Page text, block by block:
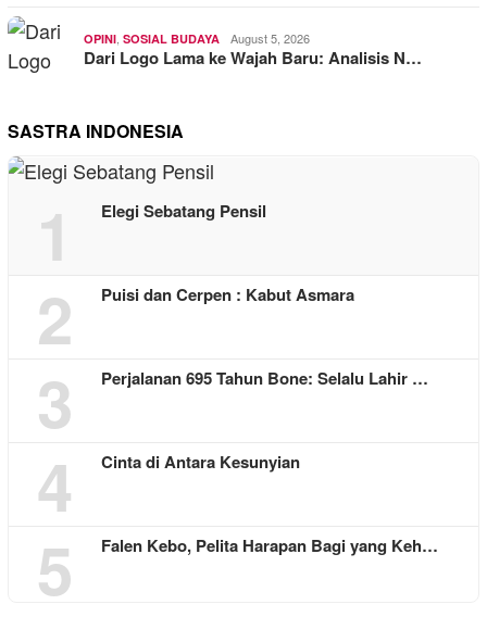
OPINI, SOSIAL BUDAYA August 5, 2026
Dari Logo Lama ke Wajah Baru: Analisis N…
SASTRA INDONESIA
1 Elegi Sebatang Pensil
2 Puisi dan Cerpen : Kabut Asmara
3 Perjalanan 695 Tahun Bone: Selalu Lahir …
4 Cinta di Antara Kesunyian
5 Falen Kebo, Pelita Harapan Bagi yang Keh…